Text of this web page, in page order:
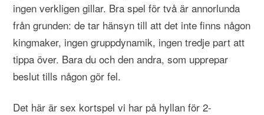
ingen verkligen gillar. Bra spel för två är annorlunda
från grunden: de tar hänsyn till att det inte finns någon
kingmaker, ingen gruppdynamik, ingen tredje part att
tippa över. Bara du och den andra, som upprepar
beslut tills någon gör fel.
Det här är sex kortspel vi har på hyllan för 2-